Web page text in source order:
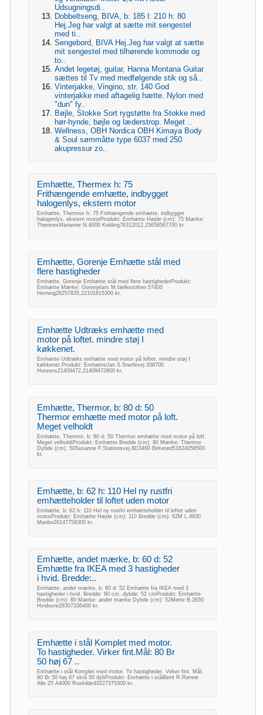
Udsugningsdi..
Dobbeltseng, BIVA, b: 185 l: 210 h: 80
Hej.Jeg har valgt at sætte mit sengestel
med ti..
Sengebord, BIVA Hej.Jeg har valgt at sætte
mit sengestel med tilhørende kommode og
to..
Andet legetøj, guitar, Hanna Montana Guitar
sættes til Tv med medfølgende stik og så..
Vinterjakke, Vingino, str. 140 God
vinterjakke med aftagelig hætte. Nylon med
"dun" fy..
Bøjle, Stokke Sort rygstøtte fra Stokke med
hør-hynde, bøjle og læderstrop. Meget ..
Wellness, OBH Nordica OBH Kimaya Body
& Soul sømmåtte type 6037 med 250
akupressur zo..
Emhætte, Thermex h: 75
Frithængende emhætte, indbygget
halogenlys, ekstern motor
Emhætte, Thermex h: 75 Frithængende emhætte, indbygget
halogenlys, ekstern motorProdukt: Emhætte Højde (cm): 75 Mærke:
ThermexMarianne N.6000 Kolding76312012,25658567700 kr.
Emhætte, Gorenje Emhætte stål med
flere hastigheder
Emhætte, Gorenje Emhætte stål med flere hastighederProdukt:
Emhætte Mærke: Gorenjelars M.fællestoften 57400
Herning28257835,22101615300 kr.
Emhætte Udtræks emhætte med
motor på loftet. mindre støj I
køkkenet.
Emhætte Udtræks emhætte med motor på loftet. mindre støj I
køkkenet.Produkt: EmhætteJan S.Snerlevej 208700
Horsens21409472,21409472800 kr.
Emhætte, Thermor, b: 80 d: 50
Thermor emhætte med motor på loft.
Meget velholdt
Emhætte, Thermor, b: 80 d: 50 Thermor emhætte med motor på loft.
Meget velholdtProdukt: Emhætte Bredde (cm): 80 Mærke: Thermor
Dybde (cm): 50Susanne F.Stationsvej 8D3460 Birkerød51624058500
kr.
Emhætte, b: 62 h: 110 Hel ny rustfri
emhætteholder til loftet uden motor
Emhætte, b: 62 h: 110 Hel ny rustfri emhætteholder til loftet uden
motorProdukt: Emhætte Højde (cm): 110 Bredde (cm): 62M L.4930
Maribo26147759300 kr.
Emhætte, andet mærke, b: 60 d: 52
Emhætte fra IKEA med 3 hastigheder
i hvid. Bredde:..
Emhætte, andet mærke, b: 60 d: 52 Emhætte fra IKEA med 3
hastigheder i hvid. Bredde: 60 cm, dybde: 52 cmProdukt: Emhætte
Bredde (cm): 60 Mærke: andet mærke Dybde (cm): 52Mette B.2650
Hvidovre28307336400 kr.
Emhætte i stål Komplet med motor.
To hastigheder. Virker fint.Mål: 80 Br
50 høj 67 ..
Emhætte i stål Komplet med motor. To hastigheder. Virker fint. Mål:
80 Br 50 høj 67 skrå 50 dybProdukt: Emhætte i stålBent R.Rønne
Alle 25 A4000 Roskilde40227375300 kr.